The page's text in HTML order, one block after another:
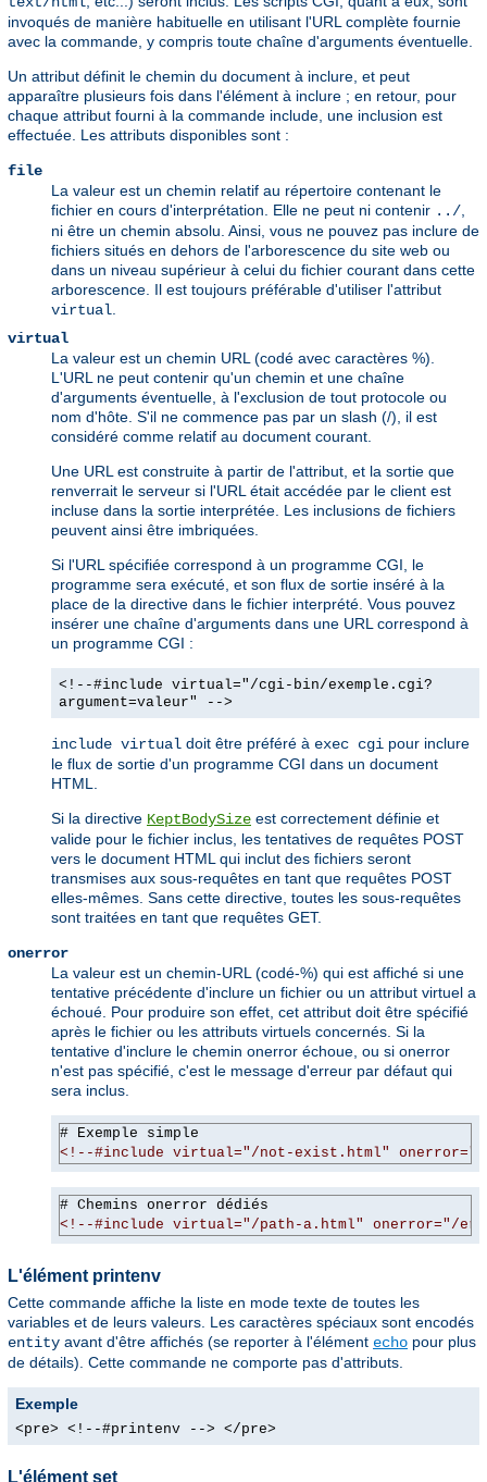
invoqués de manière habituelle en utilisant l'URL complète fournie
avec la commande, y compris toute chaîne d'arguments éventuelle.
Un attribut définit le chemin du document à inclure, et peut
apparaître plusieurs fois dans l'élément à inclure ; en retour, pour
chaque attribut fourni à la commande include, une inclusion est
effectuée. Les attributs disponibles sont :
file
La valeur est un chemin relatif au répertoire contenant le
fichier en cours d'interprétation. Elle ne peut ni contenir ../
ni être un chemin absolu. Ainsi, vous ne pouvez pas inclure de
fichiers situés en dehors de l'arborescence du site web ou
dans un niveau supérieur à celui du fichier courant dans cette
arborescence. Il est toujours préférable d'utiliser l'attribut
virtual
virtual
La valeur est un chemin URL (codé avec caractères %).
L'URL ne peut contenir qu'un chemin et une chaîne
d'arguments éventuelle, à l'exclusion de tout protocole ou
nom d'hôte. S'il ne commence pas par un slash (/), il est
considéré comme relatif au document courant.
Une URL est construite à partir de l'attribut, et la sortie que
renverrait le serveur si l'URL était accédée par le client est
incluse dans la sortie interprétée. Les inclusions de fichiers
peuvent ainsi être imbriquées.
Si l'URL spécifiée correspond à un programme CGI, le
programme sera exécuté, et son flux de sortie inséré à la
place de la directive dans le fichier interprété. Vous pouvez
insérer une chaîne d'arguments dans une URL correspond à
un programme CGI :
<!--#include virtual="/cgi-bin/exemple.cgi?
argument=valeur" -->
include virtual doit être préféré à exec cgi pour inclure
le flux de sortie d'un programme CGI dans un document
HTML.
Si la directive KeptBodySize est correctement définie et
valide pour le fichier inclus, les tentatives de requêtes POST
vers le document HTML qui inclut des fichiers seront
transmises aux sous-requêtes en tant que requêtes POST
elles-mêmes. Sans cette directive, toutes les sous-requêtes
sont traitées en tant que requêtes GET.
onerror
La valeur est un chemin-URL (codé-%) qui est affiché si une
tentative précédente d'inclure un fichier ou un attribut virtuel a
échoué. Pour produire son effet, cet attribut doit être spécifié
après le fichier ou les attributs virtuels concernés. Si la
tentative d'inclure le chemin onerror échoue, ou si onerror
n'est pas spécifié, c'est le message d'erreur par défaut qui
sera inclus.
# Exemple simple
<!--#include virtual="/not-exist.html"
# Chemins onerror dédiés
<!--#include virtual="/path-a.html" onerror="/
L'élément printenv
Cette commande affiche la liste en mode texte de toutes les
variables et de leurs valeurs. Les caractères spéciaux sont encodés
entity avant d'être affichés (se reporter à l'élément echo pour plus
de détails). Cette commande ne comporte pas d'attributs.
Exemple
<pre> <!--#printenv --> </pre>
L'élément set